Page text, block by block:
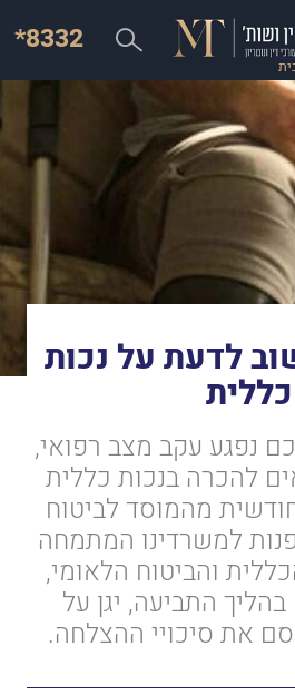
*8332
לדעת על נכות
כללית
נפגע עקב מצב רפואי,
להכרה בנכות כללית
מהמוסד לביטוח
למשרדינו המתמחה
והביטוח הלאומי,
התביעה, יגן על
את סיכויי ההצלחה.